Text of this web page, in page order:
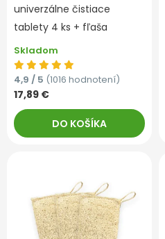
univerzálne čistiace
tablety 4 ks + fľaša
Skladom
4,9 / 5 (1016 hodnotení)
17,89 €
DO KOŠÍKA